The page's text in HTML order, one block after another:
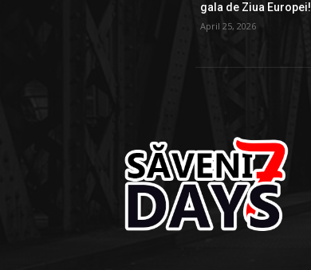
gala de Ziua Europei!
April 25, 2026